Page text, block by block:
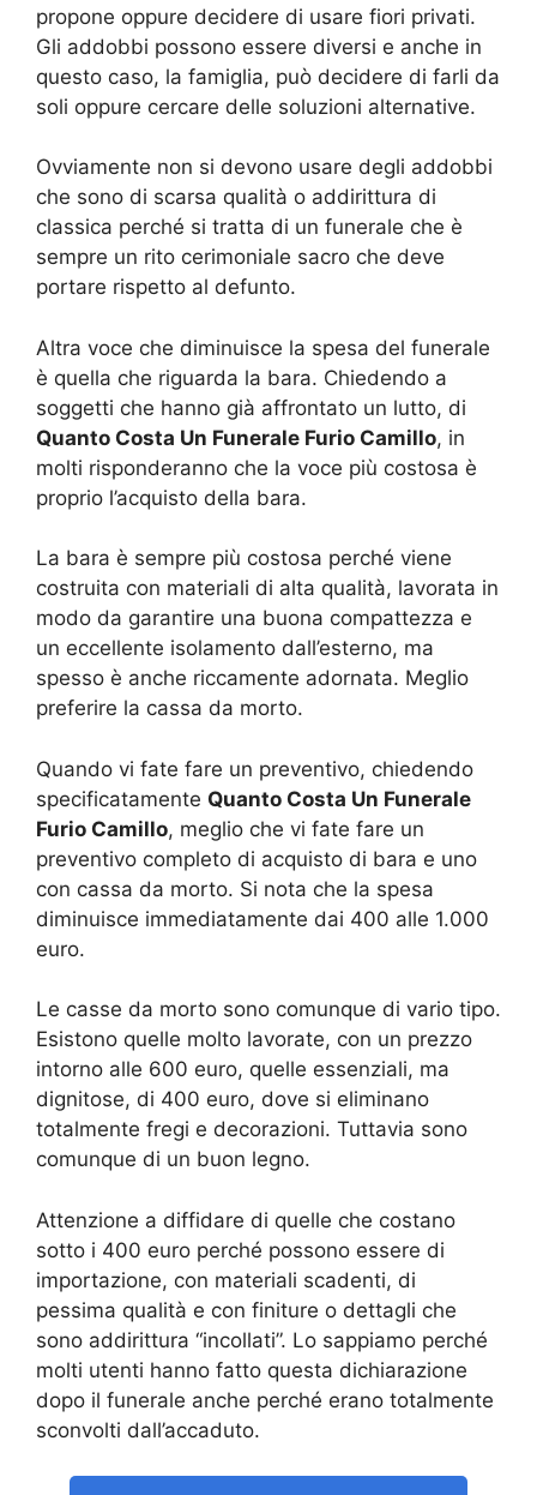
propone oppure decidere di usare fiori privati.
Gli addobbi possono essere diversi e anche in
questo caso, la famiglia, può decidere di farli da
soli oppure cercare delle soluzioni alternative.
Ovviamente non si devono usare degli addobbi
che sono di scarsa qualità o addirittura di
classica perché si tratta di un funerale che è
sempre un rito cerimoniale sacro che deve
portare rispetto al defunto.
Altra voce che diminuisce la spesa del funerale
è quella che riguarda la bara. Chiedendo a
soggetti che hanno già affrontato un lutto, di
Quanto Costa Un Funerale Furio Camillo, in
molti risponderanno che la voce più costosa è
proprio l’acquisto della bara.
La bara è sempre più costosa perché viene
costruita con materiali di alta qualità, lavorata in
modo da garantire una buona compattezza e
un eccellente isolamento dall’esterno, ma
spesso è anche riccamente adornata. Meglio
preferire la cassa da morto.
Quando vi fate fare un preventivo, chiedendo
specificatamente Quanto Costa Un Funerale
Furio Camillo, meglio che vi fate fare un
preventivo completo di acquisto di bara e uno
con cassa da morto. Si nota che la spesa
diminuisce immediatamente dai 400 alle 1.000
euro.
Le casse da morto sono comunque di vario tipo.
Esistono quelle molto lavorate, con un prezzo
intorno alle 600 euro, quelle essenziali, ma
dignitose, di 400 euro, dove si eliminano
totalmente fregi e decorazioni. Tuttavia sono
comunque di un buon legno.
Attenzione a diffidare di quelle che costano
sotto i 400 euro perché possono essere di
importazione, con materiali scadenti, di
pessima qualità e con finiture o dettagli che
sono addirittura “incollati”. Lo sappiamo perché
molti utenti hanno fatto questa dichiarazione
dopo il funerale anche perché erano totalmente
sconvolti dall’accaduto.